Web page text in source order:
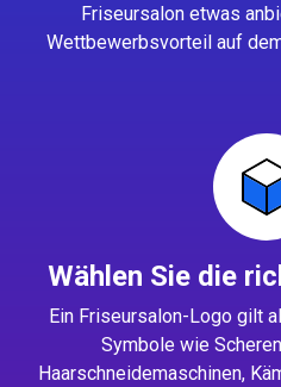
Friseursalon etwas
Wettbewerbsvorteil auf
Wählen Sie die
Ein Friseursalon-Logo gilt
Symbole wie
Haarschneidemaschinen,